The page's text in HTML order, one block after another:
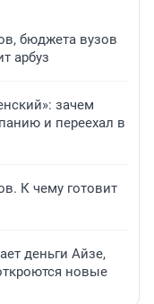
бюджета вузов
арбуз
зачем
и переехал в
К чему готовит
деньги Айзе,
новые